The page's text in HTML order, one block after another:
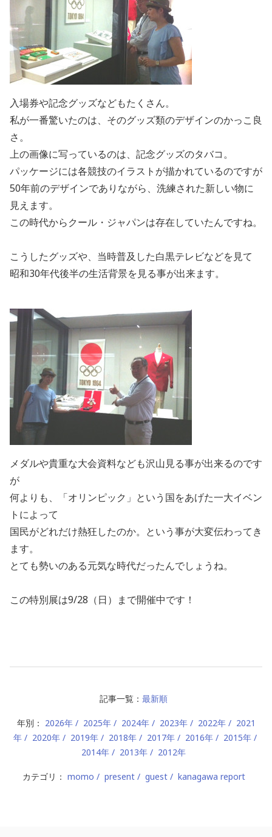
入場券や記念グッズなどもたくさん。
私が一番驚いたのは、そのグッズ類のデザインのかっこ良
さ。
上の画像に写っているのは、記念グッズのタバコ。
パッケージには各競技のイラストが描かれているのですが
50年前のデザインでありながら、洗練された新しい物に
見えます。
この時代からクール・ジャパンは存在していたんですね。
こうしたグッズや、当時普及した白黒テレビなどを見て
昭和30年代後半の生活背景を見る事が出来ます。
メダルや貴重な大会資料なども沢山見る事が出来るのです
が
何よりも、「オリンピック」という国をあげた一大イベン
トによって
国民がどれだけ熱狂したのか。という事が大変伝わってき
ます。
とても勢いのある元気な時代だったんでしょうね。
この特別展は9/28（日）まで開催中です！
記事一覧： 最新順
年別： 2026年 2025年 2024年 2023年 2022年
2021
年
2020年 2019年 2018年 2017年 2016年
2015年
2014年
2013年 2012年
カテゴリ： momo present guest kanagawa report